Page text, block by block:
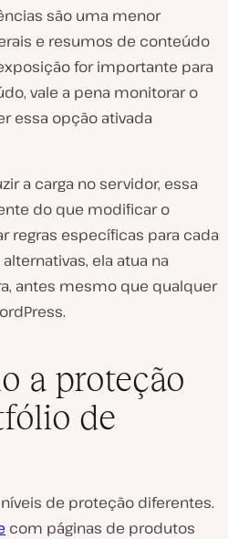
são uma menor
e resumos de conteúdo
for importante para
vale a pena monitorar o
essa opção ativada
a carga no servidor, essa
do que modificar o
regras específicas para cada
ela atua na
antes mesmo que qualquer
a proteção
de
de proteção diferentes.
com páginas de produtos